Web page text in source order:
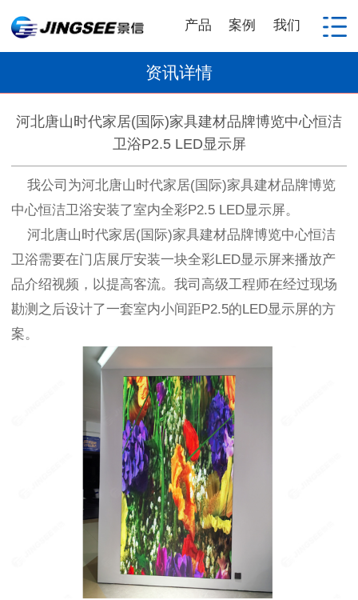
产品 案例 我们
资讯详情
河北唐山时代家居(国际)家具建材品牌博览中心恒洁
卫浴P2.5 LED显示屏
我公司为河北唐山时代家居(国际)家具建材品牌博览
中心恒洁卫浴安装了室内全彩P2.5 LED显示屏。
河北唐山时代家居(国际)家具建材品牌博览中心恒洁
卫浴需要在门店展厅安装一块全彩LED显示屏来播放产
品介绍视频，以提高客流。我司高级工程师在经过现场
勘测之后设计了一套室内小间距P2.5的LED显示屏的方
案。